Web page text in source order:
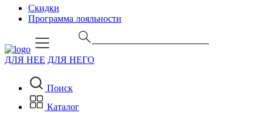
Скидки
Программа лояльности
ДЛЯ НЕЕ ДЛЯ НЕГО
Поиск
Каталог